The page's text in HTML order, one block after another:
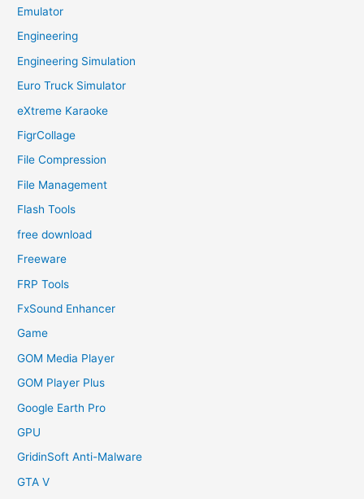
Emulator
Engineering
Engineering Simulation
Euro Truck Simulator
eXtreme Karaoke
FigrCollage
File Compression
File Management
Flash Tools
free download
Freeware
FRP Tools
FxSound Enhancer
Game
GOM Media Player
GOM Player Plus
Google Earth Pro
GPU
GridinSoft Anti-Malware
GTA V